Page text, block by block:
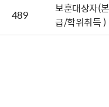
489
보훈대상자(
급/학위취득 )